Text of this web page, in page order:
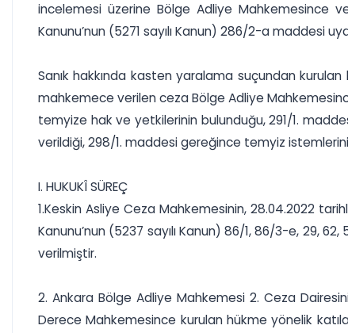
incelemesi üzerine Bölge Adliye Mahkemesince
Kanunu’nun (5271 sayılı Kanun) 286/2-a maddesi
Sanık hakkında kasten yaralama suçundan
mahkemece verilen ceza Bölge Adliye
temyize hak ve yetkilerinin bulunduğu, 291/1.
verildiği, 298/1. maddesi gereğince temyiz
I. HUKUKÎ SÜREÇ
1.Keskin Asliye Ceza Mahkemesinin, 28.04.2022
Kanunu’nun (5237 sayılı Kanun) 86/1, 86/3-e, 29,
verilmiştir.
2. Ankara Bölge Adliye Mahkemesi 2. Ceza
Derece Mahkemesince kurulan hükme yönelik